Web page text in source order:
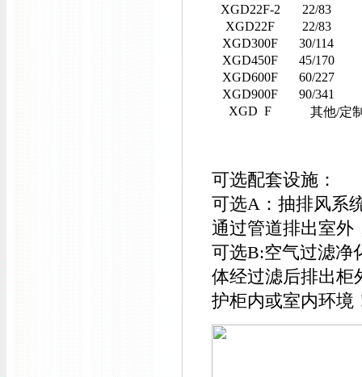
XGD22F-2
22/83
XGD22F
22/83
XGD300F
30/114
XGD450F
45/170
XGD600F
60/227
XGD900F
90/341
XGD F
其他/定
可选配套设施：
可选A：抽排风系
通过管道排出室外
可选B:空气过滤净
体经过滤后排出柜
护柜内或室内环境